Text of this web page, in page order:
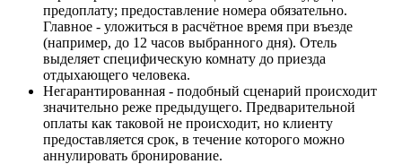
предоплату; предоставление номера обязательно.
Главное - уложиться в расчётное время при въезде
(например, до 12 часов выбранного дня). Отель
выделяет специфическую комнату до приезда
отдыхающего человека.
Негарантированная - подобный сценарий происходит
значительно реже предыдущего. Предварительной
оплаты как таковой не происходит, но клиенту
предоставляется срок, в течение которого можно
аннулировать бронирование.